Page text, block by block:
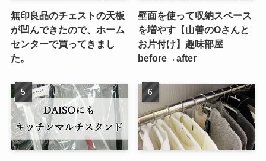
無印良品のチェストの天板
が凹んできたので、ホーム
センターで買ってきまし
た。
壁面を使って収納スペース
を増やす【山善のOさんと
お片付け】趣味部屋
before→after